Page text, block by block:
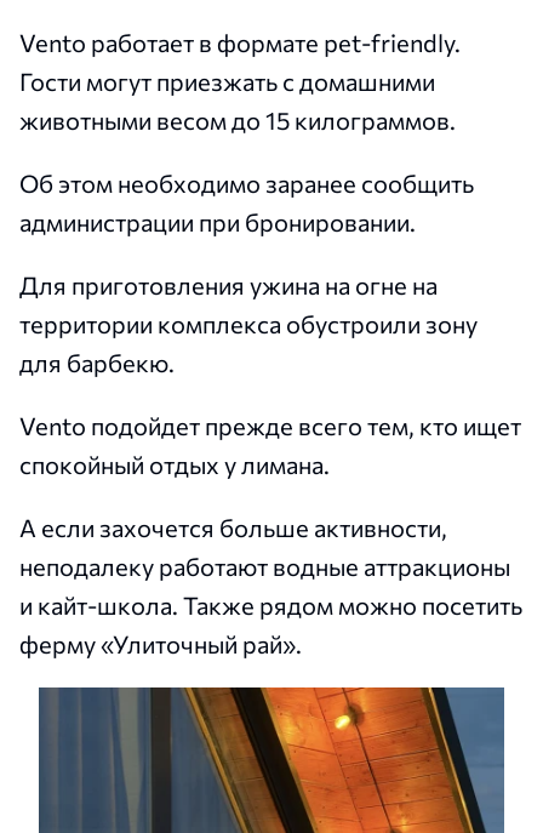
Vento работает в формате pet-friendly.
Гости могут приезжать с домашними
животными весом до 15 килограммов.
Об этом необходимо заранее сообщить
администрации при бронировании.
Для приготовления ужина на огне на
территории комплекса обустроили зону
для барбекю.
Vento подойдет прежде всего тем, кто ищет
спокойный отдых у лимана.
А если захочется больше активности,
неподалеку работают водные аттракционы
и кайт-школа. Также рядом можно посетить
ферму «Улиточный рай».